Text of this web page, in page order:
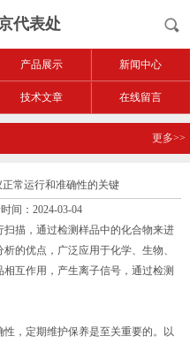
代表处
产品展示 新闻中心
技术文章 在线留言
更多>>
常运行和准确性的关键
间：2024-03-04
描，通过检测样品中的化合物来进
的优点，广泛应用于化学、生物、
互作用，产生离子信号，通过检测
，定期维护保养是至关重要的。以